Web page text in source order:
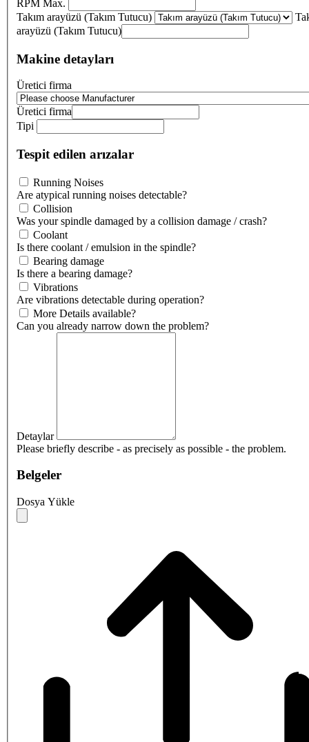
RPM Max.
Takım arayüzü (Takım Tutucu)
arayüzü (Takım Tutucu)
Makine detayları
Üretici firma
Üretici firma
Tipi
Tespit edilen arızalar
Running Noises
Are atypical running noises detectable?
Collision
Was your spindle damaged by a collision damage / crash?
Coolant
Is there coolant / emulsion in the spindle?
Bearing damage
Is there a bearing damage?
Vibrations
Are vibrations detectable during operation?
More Details available?
Can you already narrow down the problem?
Detaylar
Please briefly describe - as precisely as possible - the problem.
Belgeler
Dosya Yükle